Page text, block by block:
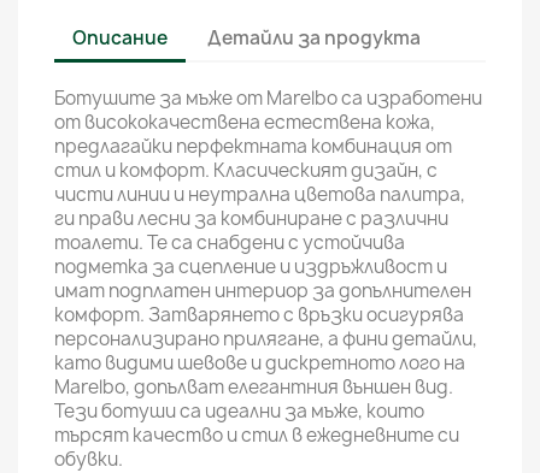
Описание Детайли за продукта
Ботушите за мъже от Marelbo са изработени
от висококачествена естествена кожа,
предлагайки перфектната комбинация от
стил и комфорт. Класическият дизайн, с
чисти линии и неутрална цветова палитра,
ги прави лесни за комбиниране с различни
тоалети. Те са снабдени с устойчива
подметка за сцепление и издръжливост и
имат подплатен интериор за допълнителен
комфорт. Затварянето с връзки осигурява
персонализирано прилягане, а фини детайли,
като видими шевове и дискретното лого на
Marelbo, допълват елегантния външен вид.
Тези ботуши са идеални за мъже, които
търсят качество и стил в ежедневните си
обувки.